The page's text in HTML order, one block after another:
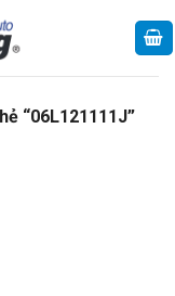
“06L121111J”